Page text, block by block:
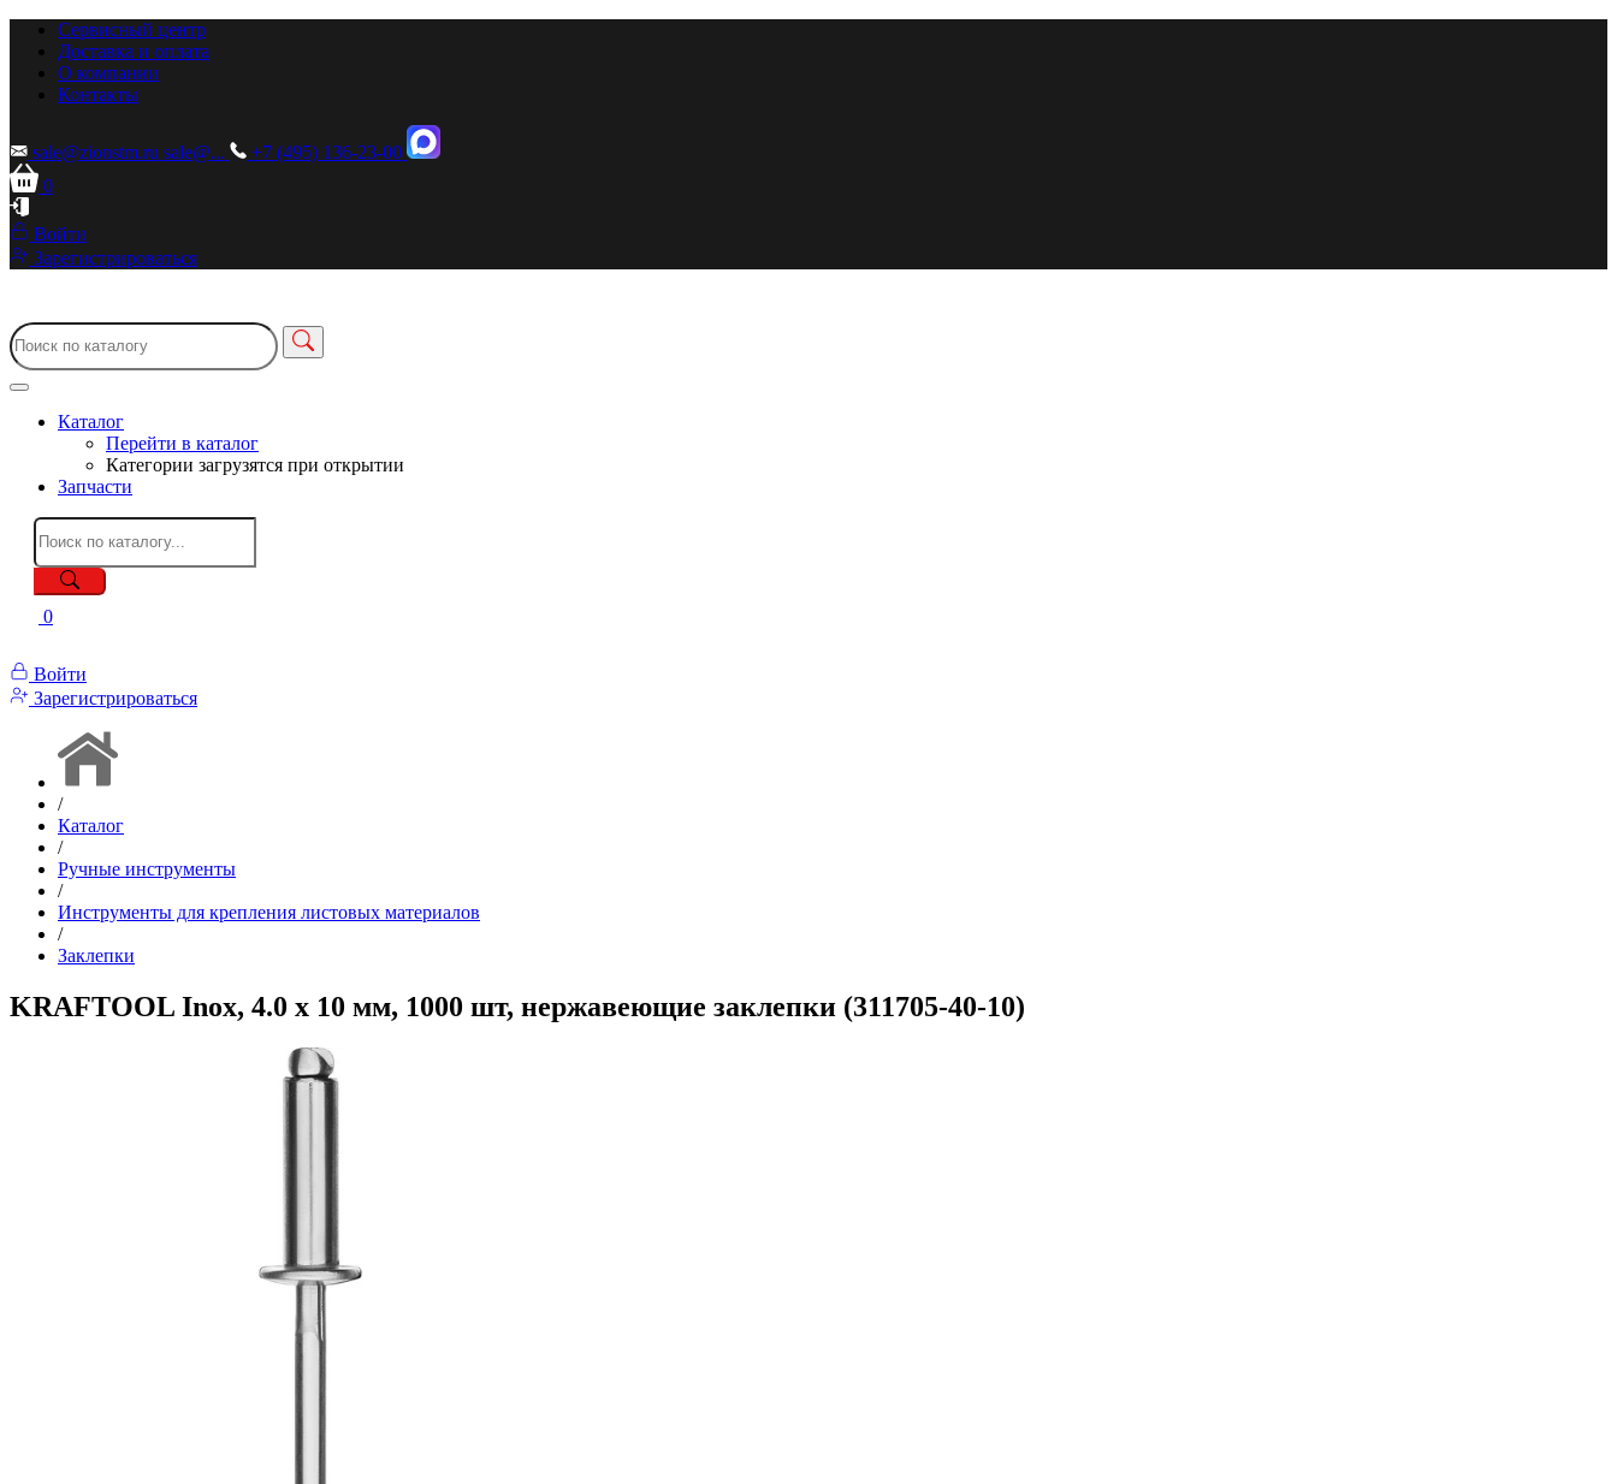
Сервисный центр
Доставка и оплата
О компании
Контакты
sale@zionstm.ru sale@...
+7 (495) 136-23-00
0
Войти
Зарегистрироваться
Каталог
Перейти в каталог
Категории загрузятся при открытии
Запчасти
0
Войти
Зарегистрироваться
/
Каталог
/
Ручные инструменты
/
Инструменты для крепления листовых материалов
/
Заклепки
KRAFTOOL Inox, 4.0 x 10 мм, 1000 шт, нержавеющие заклепки (311705-40-10)